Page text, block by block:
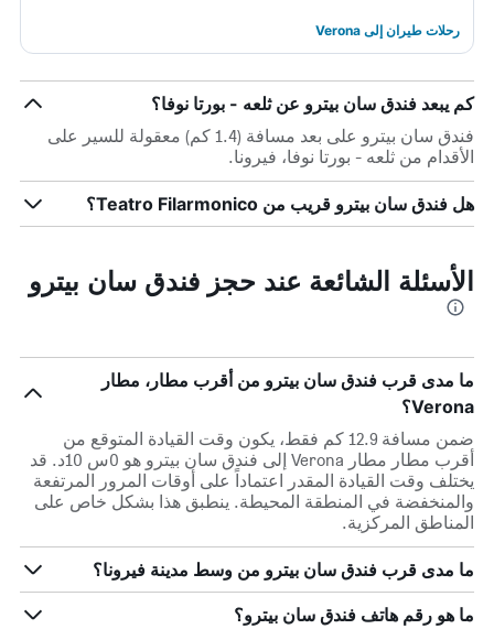
رحلات طيران إلى Verona
كم يبعد فندق سان بيترو عن ثلعه - بورتا نوفا؟
فندق سان بيترو على بعد مسافة (1.4 كم) معقولة للسير على
الأقدام من ثلعه - بورتا نوفا، فيرونا.
هل فندق سان بيترو قريب من Teatro Filarmonico؟
الأسئلة الشائعة عند حجز فندق سان بيترو
ما مدى قرب فندق سان بيترو من أقرب مطار، مطار
Verona؟
ضمن مسافة 12.9 كم فقط، يكون وقت القيادة المتوقع من
أقرب مطار مطار Verona إلى فندق سان بيترو هو 0س 10د. قد
يختلف وقت القيادة المقدر اعتماداً على أوقات المرور المرتفعة
والمنخفضة في المنطقة المحيطة. ينطبق هذا بشكل خاص على
المناطق المركزية.
ما مدى قرب فندق سان بيترو من وسط مدينة فيرونا؟
ما هو رقم هاتف فندق سان بيترو؟